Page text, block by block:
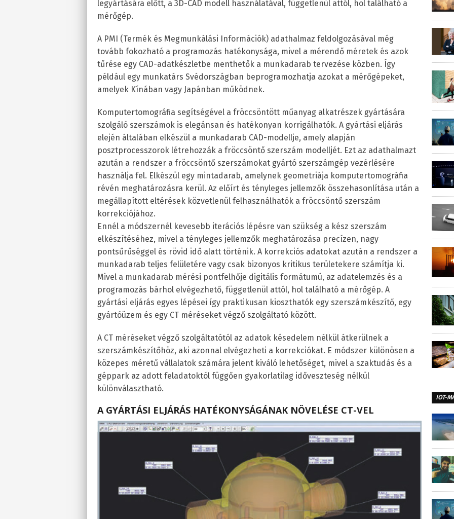
legyártására előtt, a 3D-CAD modell használatával, függetlenül attól, hol található a
mérőgép.
A PMI (Termék és Megmunkálási Információk) adathalmaz feldolgozásával még
tovább fokozható a programozás hatékonysága, mivel a mérendő méretek és azok
tűrése egy CAD-adatkészletbe menthetők a munkadarab tervezése közben. Így
például egy munkatárs Svédországban beprogramozhatja azokat a mérőgépeket,
amelyek Kínában vagy Japánban működnek.
Komputertomográfia segítségével a fröccsöntött műanyag alkatrészek gyártására
szolgáló szerszámok is elegánsan és hatékonyan korrigálhatók. A gyártási eljárás
elején általában elkészül a munkadarab CAD-modellje, amely alapján
posztprocesszorok létrehozzák a fröccsöntő szerszám modelljét. Ezt az adathalmazt
azután a rendszer a fröccsöntő szerszámokat gyártó szerszámgép vezérlésére
használja fel. Elkészül egy mintadarab, amelynek geometriája komputertomográfia
révén meghatározásra kerül. Az előírt és tényleges jellemzők összehasonlítása után a
megállapított eltérések közvetlenül felhasználhatók a fröccsöntő szerszám
korrekciójához.
Ennél a módszernél kevesebb iterációs lépésre van szükség a kész szerszám
elkészítéséhez, mivel a tényleges jellemzők meghatározása precízen, nagy
pontsűrűséggel és rövid idő alatt történik. A korrekciós adatokat azután a rendszer a
munkadarab teljes felületére vagy csak bizonyos kritikus területekere számítja ki.
Mivel a munkadarab mérési pontfelhője digitális formátumú, az adatelemzés és a
programozás bárhol elvégezhető, függetlenül attól, hol található a mérőgép. A
gyártási eljárás egyes lépései így praktikusan kioszthatók egy szerszámkészítő, egy
gyártóüzem és egy CT méréseket végző szolgáltató között.
A CT méréseket végző szolgáltatótól az adatok késedelem nélkül átkerülnek a
szerszámkészítőhöz, aki azonnal elvégezheti a korrekciókat. E módszer különösen a
közepes méretű vállalatok számára jelent kiváló lehetőséget, mivel a szaktudás és a
géppark az adott feladatoktól függően gyakorlatilag időveszteség nélkül
különválasztható.
A GYÁRTÁSI ELJÁRÁS HATÉKONYSÁGÁNAK NÖVELÉSE CT-VEL
IOT-